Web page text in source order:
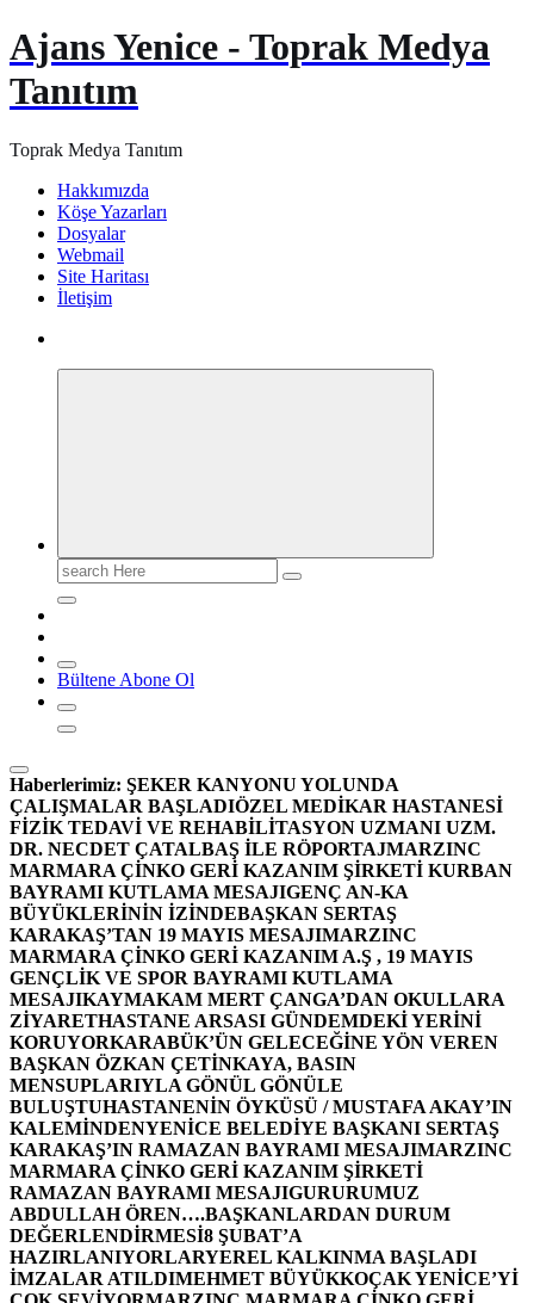
Ajans Yenice - Toprak Medya
Tanıtım
Toprak Medya Tanıtım
Hakkımızda
Köşe Yazarları
Dosyalar
Webmail
Site Haritası
İletişim
Search
for:
Bültene Abone Ol
Haberlerimiz: ŞEKER KANYONU YOLUNDA
ÇALIŞMALAR BAŞLADIÖZEL MEDİKAR HASTANESİ
FİZİK TEDAVİ VE REHABİLİTASYON UZMANI UZM.
DR. NECDET ÇATALBAŞ İLE RÖPORTAJMARZINC
MARMARA ÇİNKO GERİ KAZANIM ŞİRKETİ KURBAN
BAYRAMI KUTLAMA MESAJIGENÇ AN-KA
BÜYÜKLERİNİN İZİNDEBAŞKAN SERTAŞ
KARAKAŞ’TAN 19 MAYIS MESAJIMARZINC
MARMARA ÇİNKO GERİ KAZANIM A.Ş , 19 MAYIS
GENÇLİK VE SPOR BAYRAMI KUTLAMA
MESAJIKAYMAKAM MERT ÇANGA’DAN OKULLARA
ZİYARETHASTANE ARSASI GÜNDEMDEKİ YERİNİ
KORUYORKARABÜK’ÜN GELECEĞİNE YÖN VEREN
BAŞKAN ÖZKAN ÇETİNKAYA, BASIN
MENSUPLARIYLA GÖNÜL GÖNÜLE
BULUŞTUHASTANENİN ÖYKÜSÜ / MUSTAFA AKAY’IN
KALEMİNDENYENİCE BELEDİYE BAŞKANI SERTAŞ
KARAKAŞ’IN RAMAZAN BAYRAMI MESAJIMARZINC
MARMARA ÇİNKO GERİ KAZANIM ŞİRKETİ
RAMAZAN BAYRAMI MESAJIGURURUMUZ
ABDULLAH ÖREN….BAŞKANLARDAN DURUM
DEĞERLENDİRMESİ8 ŞUBAT’A
HAZIRLANIYORLARYEREL KALKINMA BAŞLADI
İMZALAR ATILDIMEHMET BÜYÜKKOÇAK YENİCE’Yİ